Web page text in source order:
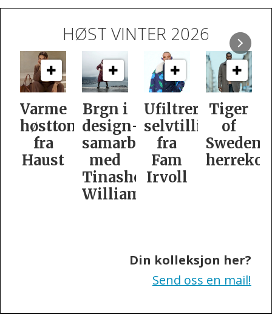
HØST VINTER 2026
Brgn i
design­
samarbeid
med
Williamson
Ufiltrert
selvtillit
fra
Fam
Irvoll
Tiger
of
Swedens
herrekolleksjon
Slik
er
dame­
Din kolleksjon her?
Send oss en mail!